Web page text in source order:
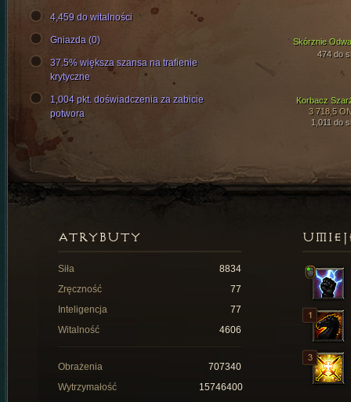
Skórznie
474 do
Korbacz
3 718,5
1,011 do
4,459 do witalności
Gniazda (0)
37.5% większa szansa na trafienie
krytyczne
1,004 pkt. doświadczenia za zabicie
potwora
ATRYBUTY
Siła
8834
Zręczność
77
Inteligencja
77
Witalność
4606
Obrażenia
707340
Wytrzymałość
15746400